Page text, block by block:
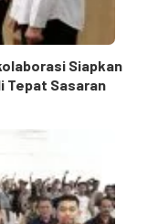
Siapkan
Tepat Sasaran